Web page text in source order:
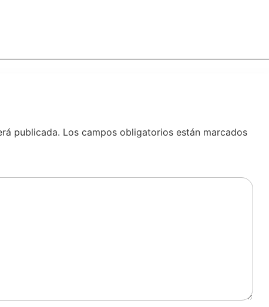
publicada. Los campos obligatorios están marcados